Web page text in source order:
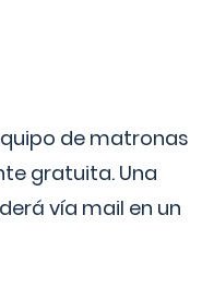
de matronas
gratuita. Una
vía mail en un